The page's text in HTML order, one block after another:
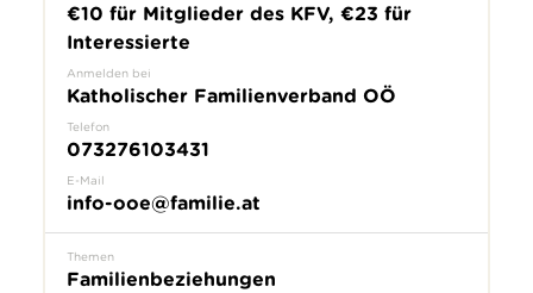
€10 für Mitglieder des KFV, €23 für
Interessierte
Anmelden bei
Katholischer Familienverband OÖ
Telefon
073276103431
E-Mail
info-ooe@familie.at
Themen
Familienbeziehungen